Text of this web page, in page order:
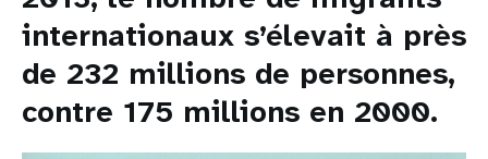
internationaux s’élevait à près
de 232 millions de personnes,
contre 175 millions en 2000.